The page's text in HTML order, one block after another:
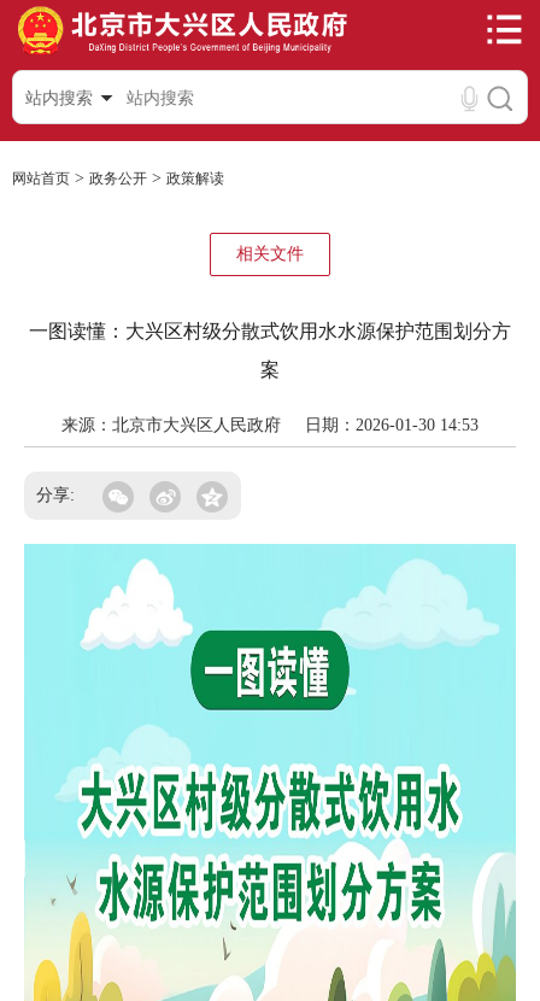
站内搜索
网站首页 > 政务公开 > 政策解读
相关文件
一图读懂：大兴区村级分散式饮用水水源保护范围划分方
案
来源：北京市大兴区人民政府 日期：2026-01-30 14:53
分享: